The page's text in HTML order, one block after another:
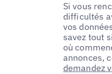
Si vous
difficultés
vos
savez tout
où
annonces,
demandez